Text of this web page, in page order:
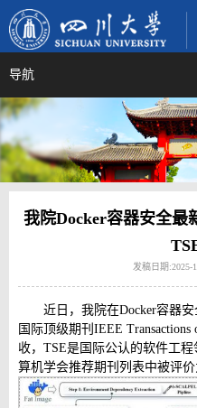
导航
我院Docker容器安全最
发稿日期
近日，我院在Docker容器
国际顶级期刊IEEE Transactions
收，TSE是国际公认的软件工
算机学会推荐期刊列表中被评价